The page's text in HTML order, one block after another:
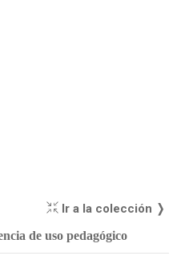
Ir a la colección ❭
de uso pedagógico